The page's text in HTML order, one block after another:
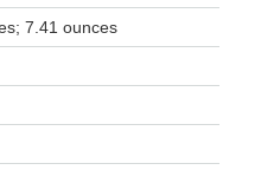
7.41 ounces